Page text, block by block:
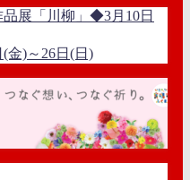
展「川柳」◆3月10日
金)～26日(日)